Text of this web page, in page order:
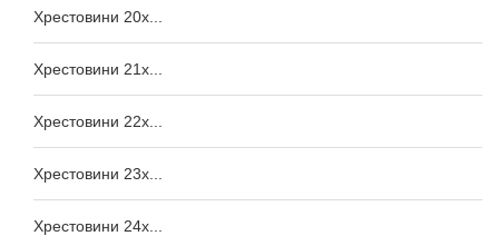
Хрестовини 20x...
Хрестовини 21x...
Хрестовини 22x...
Хрестовини 23x...
Хрестовини 24x...